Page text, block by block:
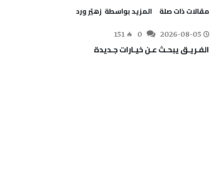
‫مقالات ذات صلة‬ ‫‫المزيد بواسطة‬ ‬ زهيّر‭ ‬ورد
2026-08-05
151
الفـريـق‭ ‬يبحـث‭ ‬عـن‭ ‬خيـارات‭ ‬جـديدة